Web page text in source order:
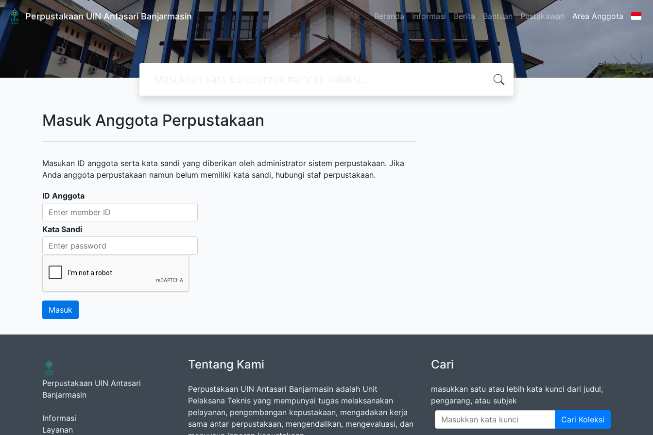
Perpustakaan UIN Antasari Banjarmasin Beranda Informasi Berita Bantuan Pustakawan Area Anggota
Masuk Anggota Perpustakaan
Masukan ID anggota serta kata sandi yang diberikan oleh administrator sistem perpustakaan. Jika
Anda anggota perpustakaan namun belum memiliki kata sandi, hubungi staf perpustakaan.
ID Anggota
Kata Sandi
Perpustakaan UIN Antasari
Banjarmasin
Informasi
Layanan
Tentang Kami
Perpustakaan UIN Antasari Banjarmasin adalah Unit
Pelaksana Teknis yang mempunyai tugas melaksanakan
pelayanan, pengembangan kepustakaan, mengadakan kerja
sama antar perpustakaan, mengendalikan, mengevaluasi, dan
Cari
masukkan satu atau lebih kata kunci dari judul,
pengarang, atau subjek
Cari Koleksi